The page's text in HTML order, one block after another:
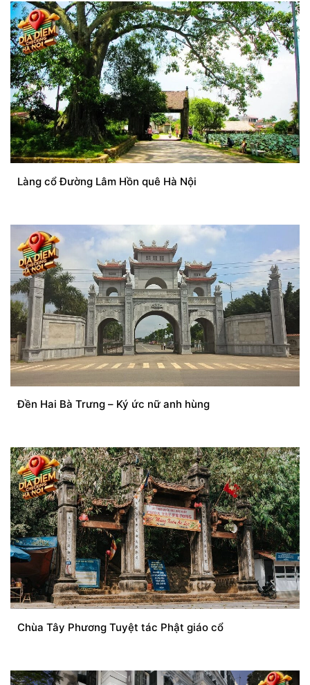
Làng cổ Đường Lâm Hồn quê Hà Nội
Đền Hai Bà Trưng – Ký ức nữ anh hùng
Chùa Tây Phương Tuyệt tác Phật giáo cổ